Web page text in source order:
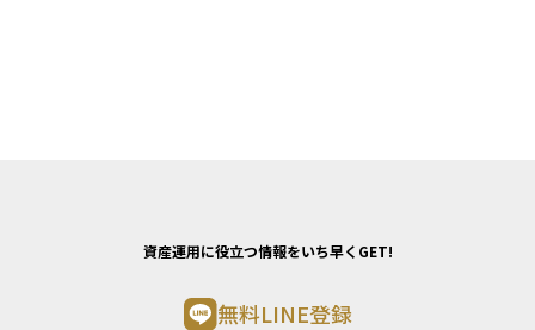
資産運用に役立つ情報をいち早くGET!
無料LINE登録